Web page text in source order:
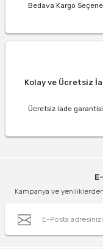
Bedava Kargo
Kolay ve Ücretsiz
Ücretsiz iade
Kampanya ve